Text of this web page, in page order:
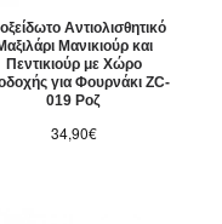
Αντιολισθητικό
Μανικιούρ και
Πεντικιούρ με Χώρο
για Φουρνάκι ZC-
019 Ροζ
34,90€